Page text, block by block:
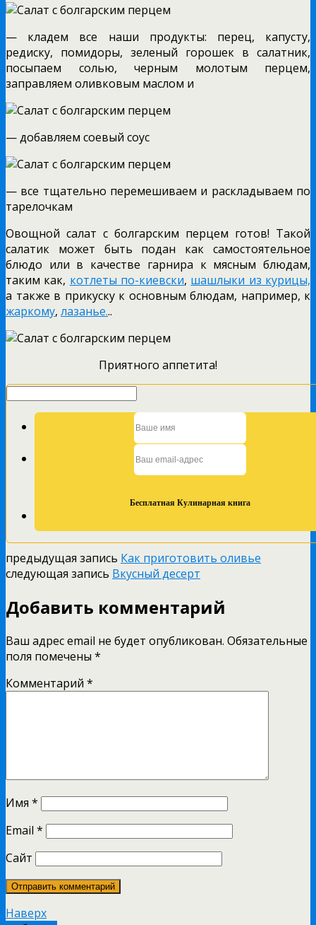
— кладем все наши продукты: перец, капусту,
редиску, помидоры, зеленый горошек в салатник,
посыпаем солью, черным молотым перцем,
заправляем оливковым маслом и
— добавляем соевый соус
— все тщательно перемешиваем и раскладываем по
тарелочкам
Овощной салат с болгарским перцем готов! Такой
салатик может быть подан как самостоятельное
блюдо или в качестве гарнира к мясным блюдам,
таким как, котлеты по-киевски, шашлыки из курицы,
а также в прикуску к основным блюдам, например, к
жаркому, лазанье...
Приятного аппетита!
предыдущая запись Как приготовить оливье
следующая запись Вкусный десерт
Добавить комментарий
Ваш адрес email не будет опубликован. Обязательные
поля помечены *
Комментарий *
Имя *
Email *
Сайт
Наверх